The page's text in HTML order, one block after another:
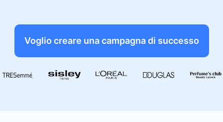
Voglio creare una campagna di successo